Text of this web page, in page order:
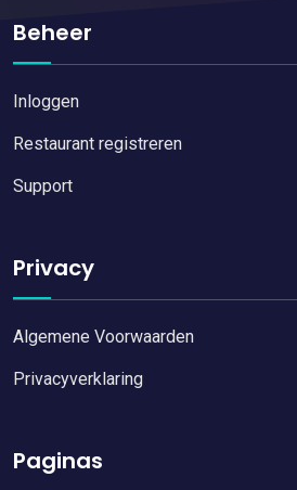
Beheer
Inloggen
Restaurant registreren
Support
Privacy
Algemene Voorwaarden
Privacyverklaring
Paginas